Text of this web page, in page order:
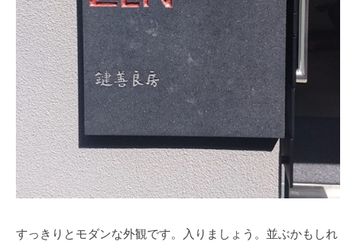
すっきりとモダンな外観です。入りましょう。並ぶかもしれ